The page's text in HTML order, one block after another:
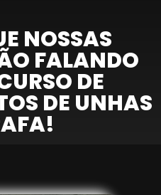
NOSSAS
FALANDO
DE
DE UNHAS